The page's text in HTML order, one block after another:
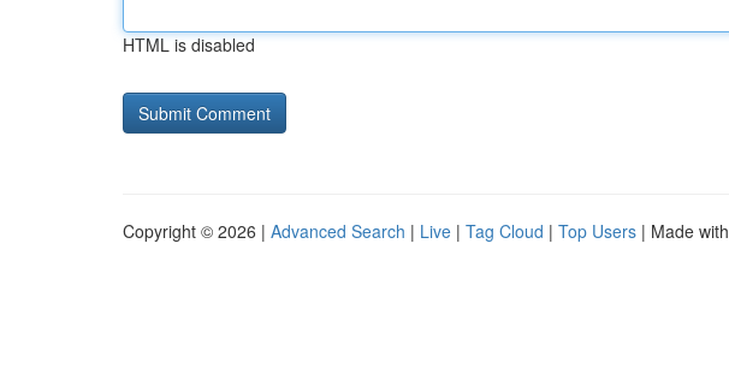
HTML is disabled
Copyright © 2026 | Advanced Search | Live | Tag Cloud | Top Users | Made with